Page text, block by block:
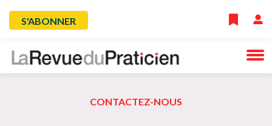
Skip
navigation
Menu
du
compte
S'ABONNER
CONTACTEZ-NOUS